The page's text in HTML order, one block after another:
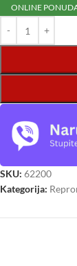
ONLINE
SKU: 62200
Kategorija: